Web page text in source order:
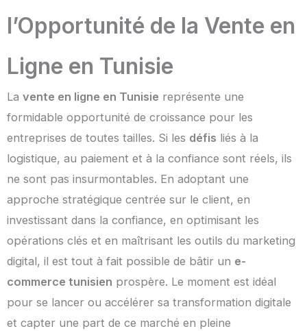
l’Opportunité de la Vente en
Ligne en Tunisie
La vente en ligne en Tunisie représente une
formidable opportunité de croissance pour les
entreprises de toutes tailles. Si les défis liés à la
logistique, au paiement et à la confiance sont réels, ils
ne sont pas insurmontables. En adoptant une
approche stratégique centrée sur le client, en
investissant dans la confiance, en optimisant les
opérations clés et en maîtrisant les outils du marketing
digital, il est tout à fait possible de bâtir un e-
commerce tunisien prospère. Le moment est idéal
pour se lancer ou accélérer sa transformation digitale
et capter une part de ce marché en pleine